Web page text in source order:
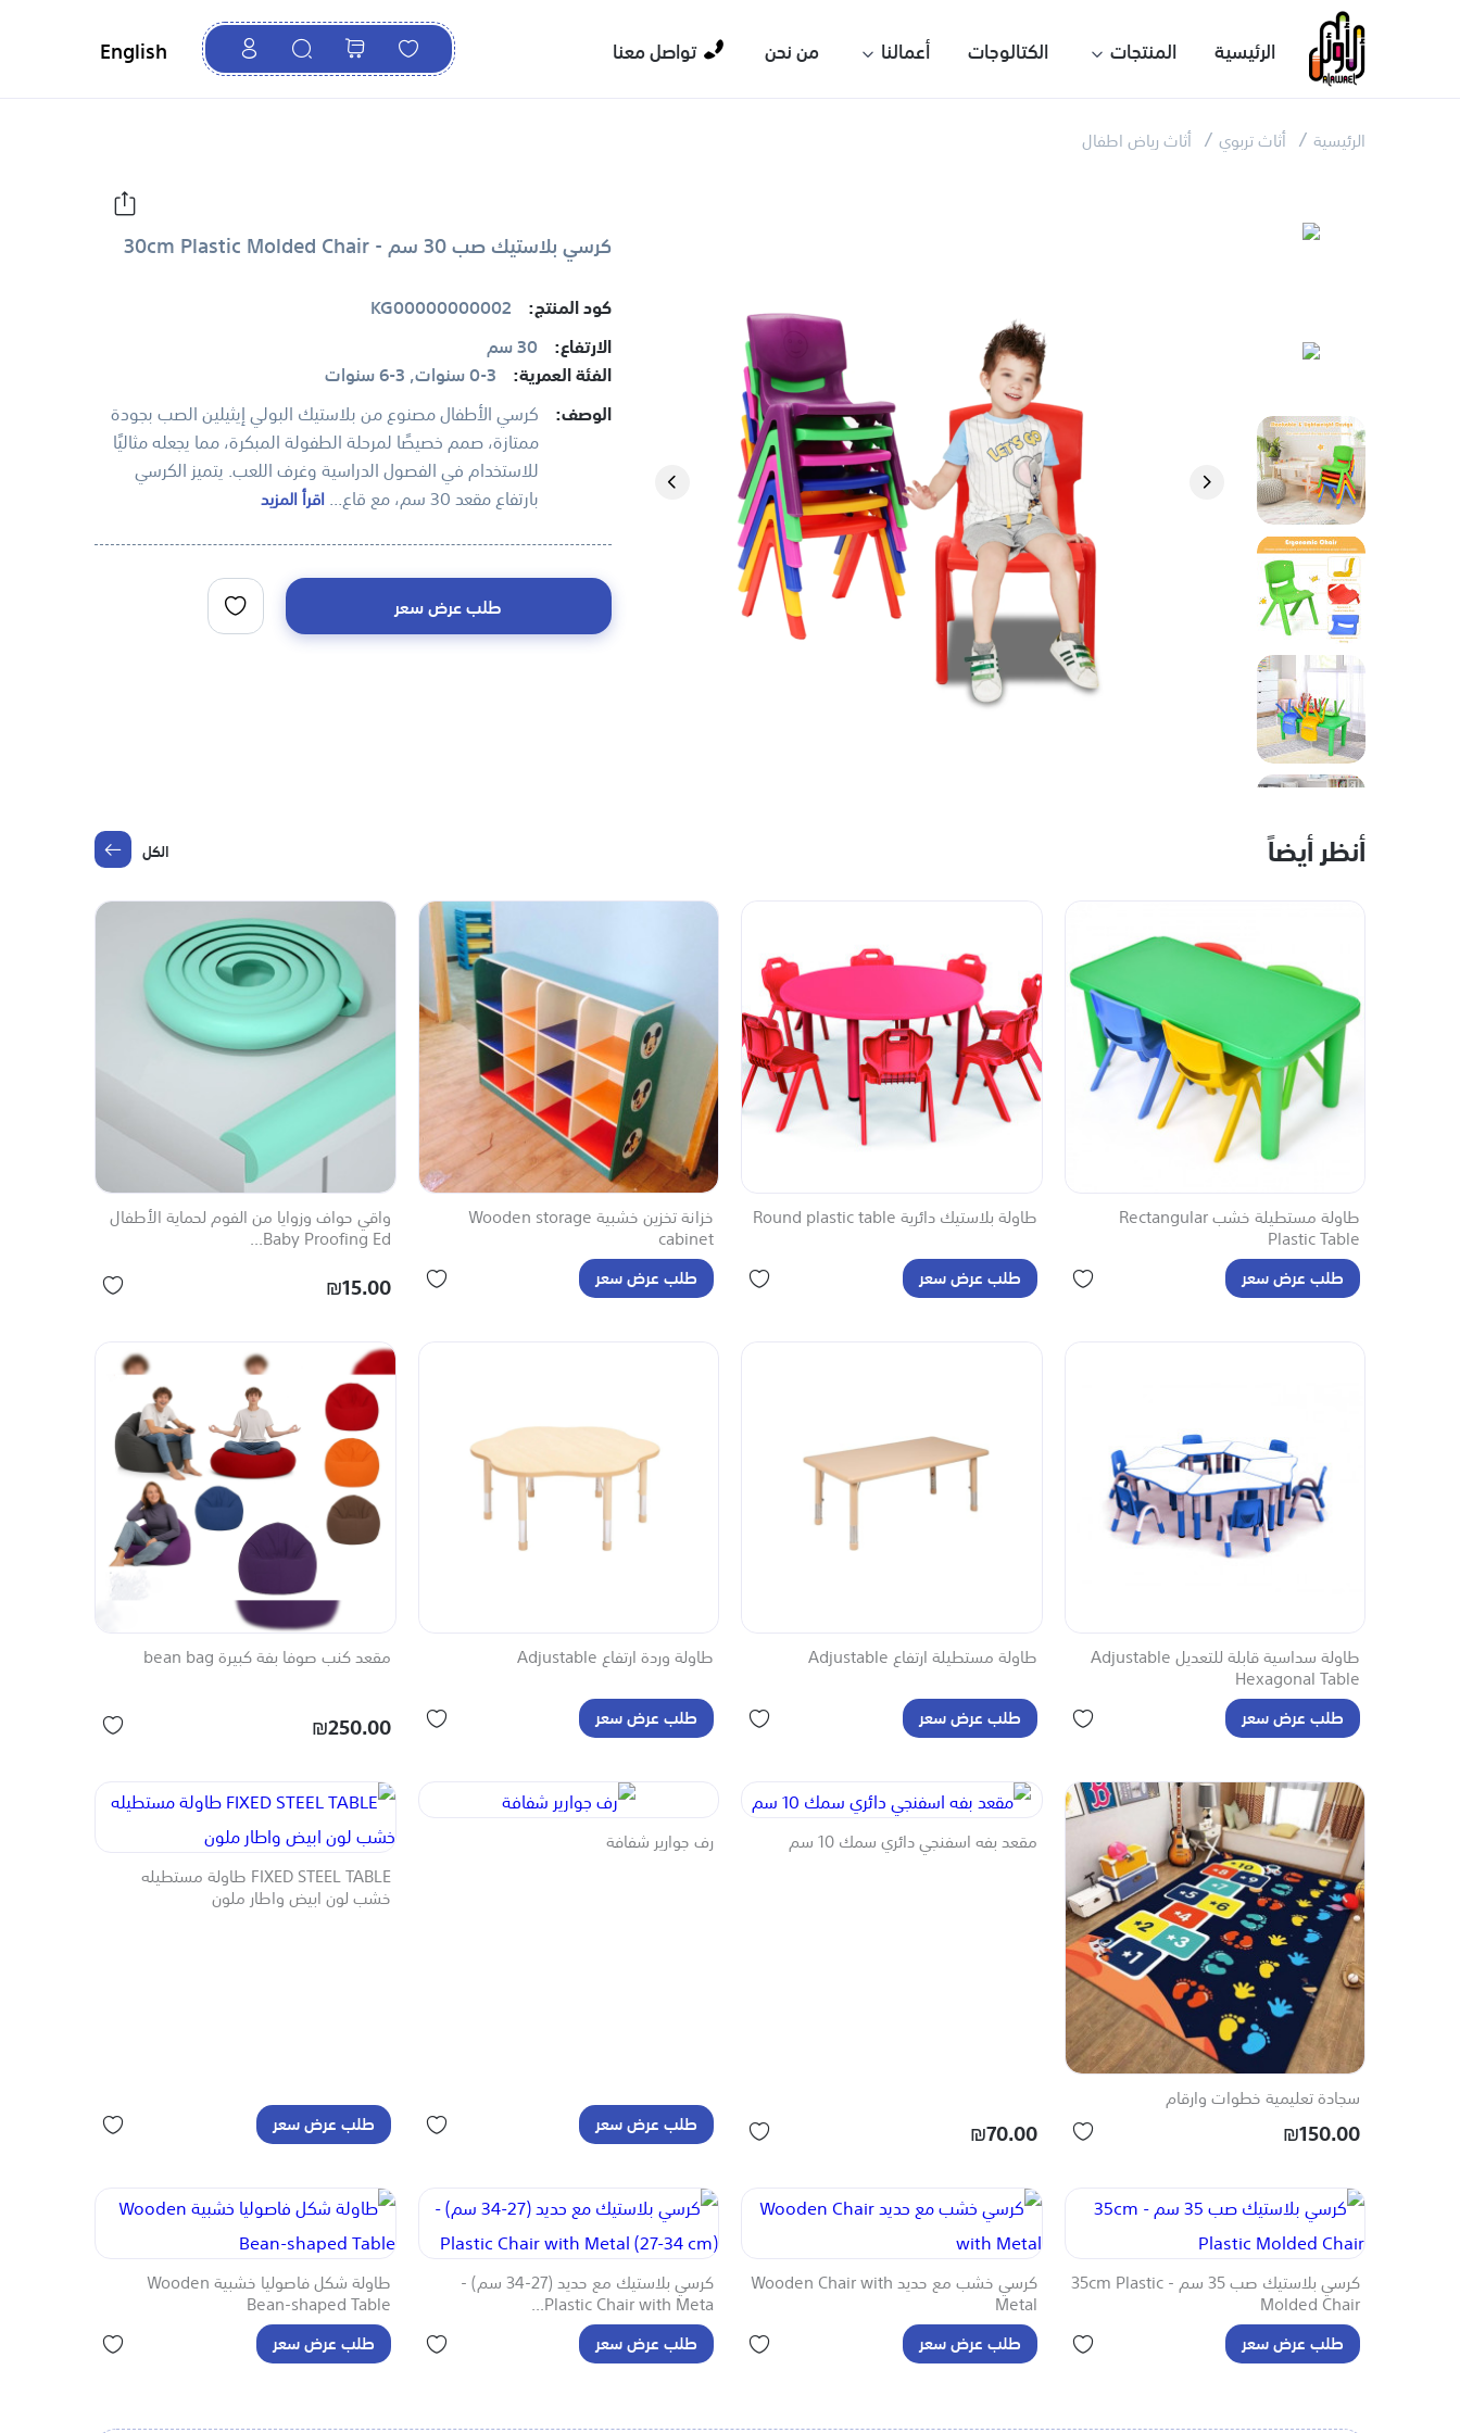
الرئيسية المنتجات الكتالوجات أعمالنا من نحن تواصل معنا English
الرئيسية أثاث تربوي أثاث رياض اطفال
كرسي بلاستيك صب 30 سم - 30cm Plastic Molded Chair
كود المنتج: KG00000000002
الارتفاع: 30 سم
الفئة العمرية: 0-3 سنوات, 3-6 سنوات
الوصف: كرسي الأطفال مصنوع من بلاستيك البولي إيثيلين الصب بجودة
ممتازة، صمم خصيصًا لمرحلة الطفولة المبكرة، مما يجعله مثاليًا
للاستخدام في الفصول الدراسية وغرف اللعب. يتميز الكرسي
بارتفاع مقعد 30 سم، مع قاع...
اقرأ المزيد
طلب عرض سعر
أنظر أيضاً الكل
طاولة مستطيلة خشب Rectangular
Plastic Table
طلب عرض سعر
طاولة بلاستيك دائرية Round plastic table
طلب عرض سعر
خزانة تخزين خشبية Wooden storage
cabinet
طلب عرض سعر
واقي حواف وزوايا من الفوم لحماية الأطفال
Baby Proofing Ed...
₪15.00
طاولة سداسية قابلة للتعديل Adjustable
Hexagonal Table
طلب عرض سعر
طاولة مستطيلة ارتفاع Adjustable
طلب عرض سعر
طاولة وردة ارتفاع Adjustable
طلب عرض سعر
مقعد كنب صوفا بفة كبيرة bean bag
₪250.00
سجادة تعليمية خطوات وارقام
₪150.00
مقعد بفه اسفنجي دائري سمك 10 سم
₪70.00
رف جوارير شفافة
طلب عرض سعر
FIXED STEEL TABLE طاولة مستطيله
خشب لون ابيض واطار ملون
طلب عرض سعر
كرسي بلاستيك صب 35 سم - 35cm Plastic
Molded Chair
طلب عرض سعر
كرسي خشب مع حديد Wooden Chair with
Metal
طلب عرض سعر
كرسي بلاستيك مع حديد (27-34 سم) -
Plastic Chair with Meta...
طلب عرض سعر
طاولة شكل فاصوليا خشبية Wooden
Bean-shaped Table
طلب عرض سعر